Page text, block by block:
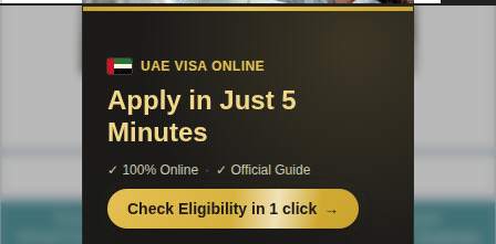
Публикации по педагогике
Разделы публикаций
Poznayka.org - Познайка.Орг - 2016-2026 год. Материал